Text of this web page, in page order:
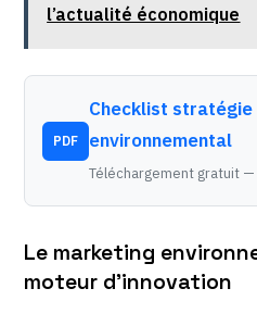
l’actualité économique
PDF
Checklist
environnemental
Téléchargement gratuit
Le marketing
moteur d’innovation